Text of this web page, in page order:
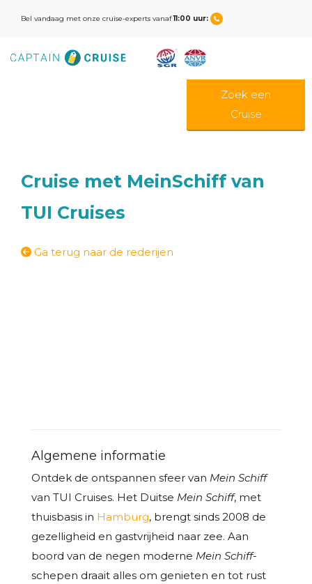
Bel vandaag met onze cruise-experts vanaf11:00 uur:
Zoek een
Cruise
Cruise met MeinSchiff van
TUI Cruises
Ga terug naar de rederijen
Algemene informatie
Ontdek de ontspannen sfeer van Mein Schiff
van TUI Cruises. Het Duitse Mein Schiff, met
thuisbasis in Hamburg, brengt sinds 2008 de
gezelligheid en gastvrijheid naar zee. Aan
boord van de negen moderne Mein Schiff-
schepen draait alles om genieten en tot rust